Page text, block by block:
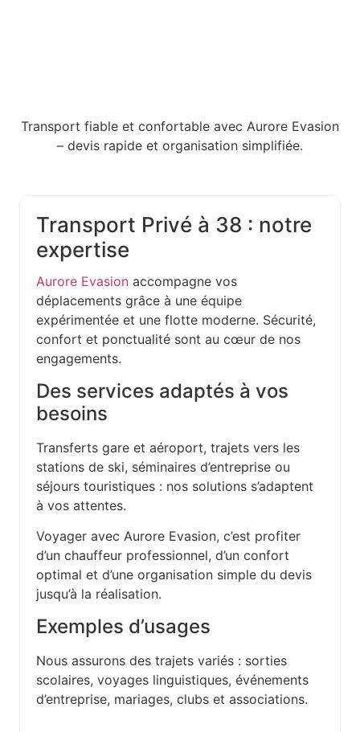
Transport fiable et confortable avec Aurore Evasion
– devis rapide et organisation simplifiée.
Transport Privé à 38 : notre
expertise
Aurore Evasion accompagne vos
déplacements grâce à une équipe
expérimentée et une flotte moderne. Sécurité,
confort et ponctualité sont au cœur de nos
engagements.
Des services adaptés à vos
besoins
Transferts gare et aéroport, trajets vers les
stations de ski, séminaires d’entreprise ou
séjours touristiques : nos solutions s’adaptent
à vos attentes.
Voyager avec Aurore Evasion, c’est profiter
d’un chauffeur professionnel, d’un confort
optimal et d’une organisation simple du devis
jusqu’à la réalisation.
Exemples d’usages
Nous assurons des trajets variés : sorties
scolaires, voyages linguistiques, événements
d’entreprise, mariages, clubs et associations.